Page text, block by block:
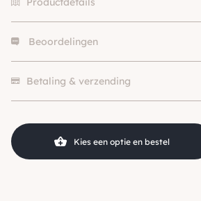
Merk
Beoordelingen
Betaling & verzending
Kies een optie en bestel